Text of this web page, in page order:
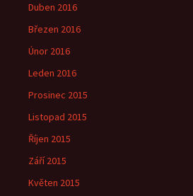
Duben 2016
Březen 2016
Únor 2016
Leden 2016
Prosinec 2015
Listopad 2015
Říjen 2015
Září 2015
Květen 2015